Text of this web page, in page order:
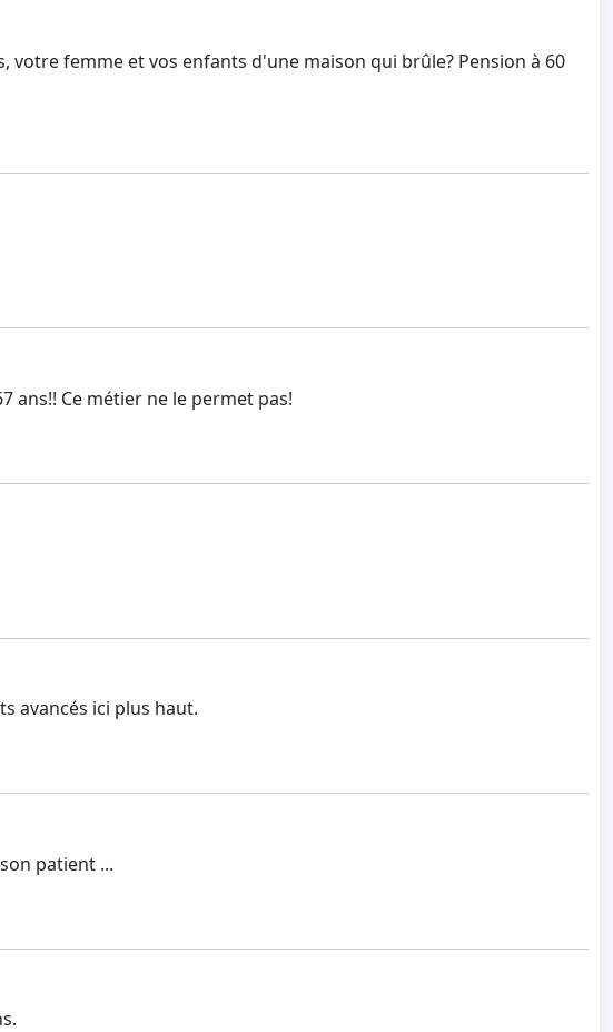
femme et vos enfants d'une maison qui brûle? Pension à 60
ans!! Ce métier ne le permet pas!
avancés ici plus haut.
patient ...